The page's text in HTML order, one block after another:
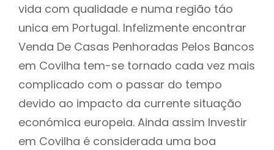
vida com qualidade e numa região táo
unica em Portugal. Infelizmente encontrar
Venda De Casas Penhoradas Pelos Bancos
em Covilha tem-se tornado cada vez mais
complicado com o passar do tempo
devido ao impacto da currente situação
económica europeia. Ainda assim Investir
em Covilha é considerada uma boa